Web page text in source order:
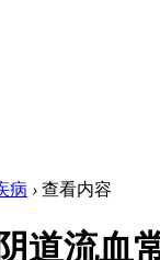
病 › 查看内容
道流血